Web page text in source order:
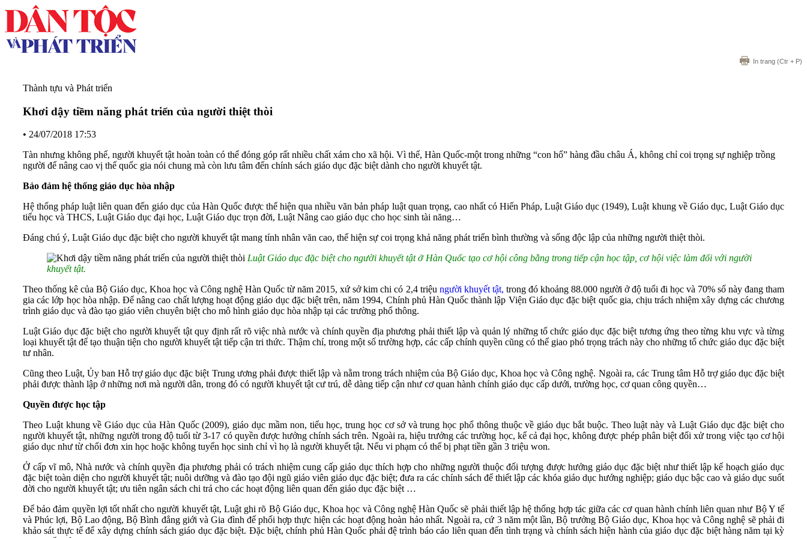
In trang (Ctr + P)
Thành tựu và Phát triển
Khơi dậy tiềm năng phát triển của người thiệt thòi
• 24/07/2018 17:53
Tàn nhưng không phế, người khuyết tật hoàn toàn có thể đóng góp rất nhiều chất xám cho xã hội. Vì thế, Hàn Quốc-một trong những “con hổ” hàng đầu châu Á, không chỉ coi trọng sự nghiệp trồng
người để nâng cao vị thế quốc gia nói chung mà còn lưu tâm đến chính sách giáo dục đặc biệt dành cho người khuyết tật.
Bảo đảm hệ thống giáo dục hòa nhập
Hệ thống pháp luật liên quan đến giáo dục của Hàn Quốc được thể hiện qua nhiều văn bản pháp luật quan trọng, cao nhất có Hiến Pháp, Luật Giáo dục (1949), Luật khung về Giáo dục, Luật Giáo dục
tiểu học và THCS, Luật Giáo dục đại học, Luật Giáo dục trọn đời, Luật Nâng cao giáo dục cho học sinh tài năng…
Đáng chú ý, Luật Giáo dục đặc biệt cho người khuyết tật mang tính nhân văn cao, thể hiện sự coi trọng khả năng phát triển bình thường và sống độc lập của những người thiệt thòi.
Luật Giáo dục đặc biệt cho người khuyết tật ở Hàn Quốc tạo cơ hội công bằng trong tiếp cận học tập, cơ hội việc làm đối với người
khuyết tật.
Theo thống kê của Bộ Giáo dục, Khoa học và Công nghệ Hàn Quốc từ năm 2015, xứ sở kim chi có 2,4 triệu người khuyết tật, trong đó khoảng 88.000 người ở độ tuổi đi học và 70% số này đang tham
gia các lớp học hòa nhập. Để nâng cao chất lượng hoạt động giáo dục đặc biệt trên, năm 1994, Chính phủ Hàn Quốc thành lập Viện Giáo dục đặc biệt quốc gia, chịu trách nhiệm xây dựng các chương
trình giáo dục và đào tạo giáo viên chuyên biệt cho mô hình giáo dục hòa nhập tại các trường phổ thông.
Luật Giáo dục đặc biệt cho người khuyết tật quy định rất rõ việc nhà nước và chính quyền địa phương phải thiết lập và quản lý những tổ chức giáo dục đặc biệt tương ứng theo từng khu vực và từng
loại khuyết tật để tạo thuận tiện cho người khuyết tật tiếp cận tri thức. Thậm chí, trong một số trường hợp, các cấp chính quyền cũng có thể giao phó trọng trách này cho những tổ chức giáo dục đặc biệt
tư nhân.
Cũng theo Luật, Ủy ban Hỗ trợ giáo dục đặc biệt Trung ương phải được thiết lập và nằm trong trách nhiệm của Bộ Giáo dục, Khoa học và Công nghệ. Ngoài ra, các Trung tâm Hỗ trợ giáo dục đặc biệt
phải được thành lập ở những nơi mà người dân, trong đó có người khuyết tật cư trú, dễ dàng tiếp cận như cơ quan hành chính giáo dục cấp dưới, trường học, cơ quan công quyền…
Quyền được học tập
Theo Luật khung về Giáo dục của Hàn Quốc (2009), giáo dục mầm non, tiểu học, trung học cơ sở và trung học phổ thông thuộc về giáo dục bắt buộc. Theo luật này và Luật Giáo dục đặc biệt cho
người khuyết tật, những người trong độ tuổi từ 3-17 có quyền được hưởng chính sách trên. Ngoài ra, hiệu trưởng các trường học, kể cả đại học, không được phép phân biệt đối xử trong việc tạo cơ hội
giáo dục như từ chối đơn xin học hoặc không tuyển học sinh chỉ vì họ là người khuyết tật. Nếu vi phạm có thể bị phạt tiền gần 3 triệu won.
Ở cấp vĩ mô, Nhà nước và chính quyền địa phương phải có trách nhiệm cung cấp giáo dục thích hợp cho những người thuộc đối tượng được hưởng giáo dục đặc biệt như thiết lập kế hoạch giáo dục
đặc biệt toàn diện cho người khuyết tật; nuôi dưỡng và đào tạo đội ngũ giáo viên giáo dục đặc biệt; đưa ra các chính sách để thiết lập các khóa giáo dục hướng nghiệp; giáo dục bậc cao và giáo dục suốt
đời cho người khuyết tật; ưu tiên ngân sách chi trả cho các hoạt động liên quan đến giáo dục đặc biệt …
Để bảo đảm quyền lợi tốt nhất cho người khuyết tật, Luật ghi rõ Bộ Giáo dục, Khoa học và Công nghệ Hàn Quốc sẽ phải thiết lập hệ thống hợp tác giữa các cơ quan hành chính liên quan như Bộ Y tế
và Phúc lợi, Bộ Lao động, Bộ Bình đẳng giới và Gia đình để phối hợp thực hiện các hoạt động hoàn hảo nhất. Ngoài ra, cứ 3 năm một lần, Bộ trưởng Bộ Giáo dục, Khoa học và Công nghệ sẽ phải đi
khảo sát thực tế để xây dựng chính sách giáo dục đặc biệt. Đặc biệt, chính phủ Hàn Quốc phải đệ trình báo cáo liên quan đến tình trạng và chính sách hiện hành của giáo dục đặc biệt hàng năm tại kỳ